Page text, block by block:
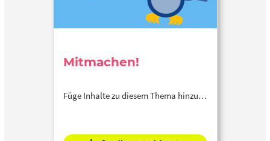
Mitmachen!
Füge Inhalte zu diesem Thema hinzu…